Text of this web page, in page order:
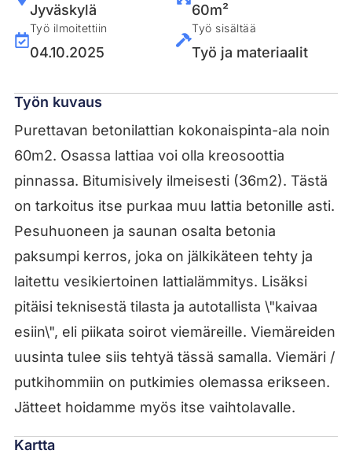
Jyväskylä
Työ ilmoitettiin
04.10.2025
60m²
Työ sisältää
Työ ja materiaalit
Työn kuvaus
Purettavan betonilattian kokonaispinta-ala noin
60m2. Osassa lattiaa voi olla kreosoottia
pinnassa. Bitumisively ilmeisesti (36m2). Tästä
on tarkoitus itse purkaa muu lattia betonille asti.
Pesuhuoneen ja saunan osalta betonia
paksumpi kerros, joka on jälkikäteen tehty ja
laitettu vesikiertoinen lattialämmitys. Lisäksi
pitäisi teknisestä tilasta ja autotallista \"kaivaa
esiin\", eli piikata soirot viemäreille. Viemäreiden
uusinta tulee siis tehtyä tässä samalla. Viemäri /
putkihommiin on putkimies olemassa erikseen.
Jätteet hoidamme myös itse vaihtolavalle.
Kartta